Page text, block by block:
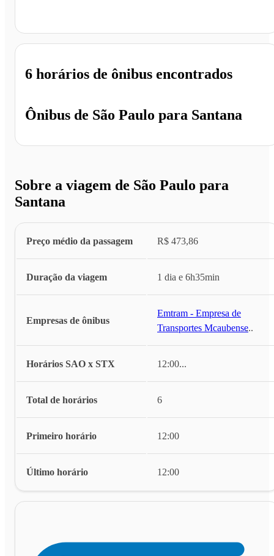
Ônibus de São Paulo para Santana
6 horários de ônibus encontrados
Sobre a viagem de São Paulo para
Santana
Preço médio da passagem R$ 473,86
Duração da viagem 1 dia e 6h35min
Empresas de ônibus
Emtram - Empresa de
Transportes Mcaubense...
Horários SAO x STX 12:00...
Total de horários 6
Primeiro horário 12:00
Último horário 12:00